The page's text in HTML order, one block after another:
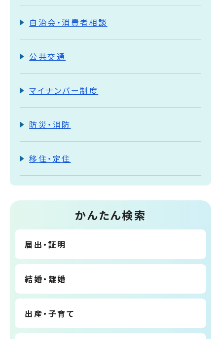
自治会・消費者相談
公共交通
マイナンバー制度
防災・消防
移住・定住
かんたん検索
届出・証明
結婚・離婚
出産・子育て